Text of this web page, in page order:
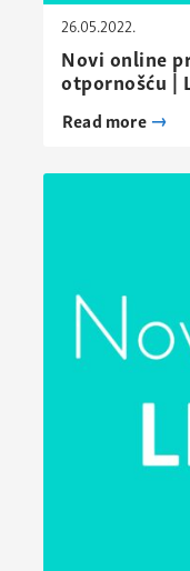
26.05.2022.
Novi online
otpornošću |
Read more